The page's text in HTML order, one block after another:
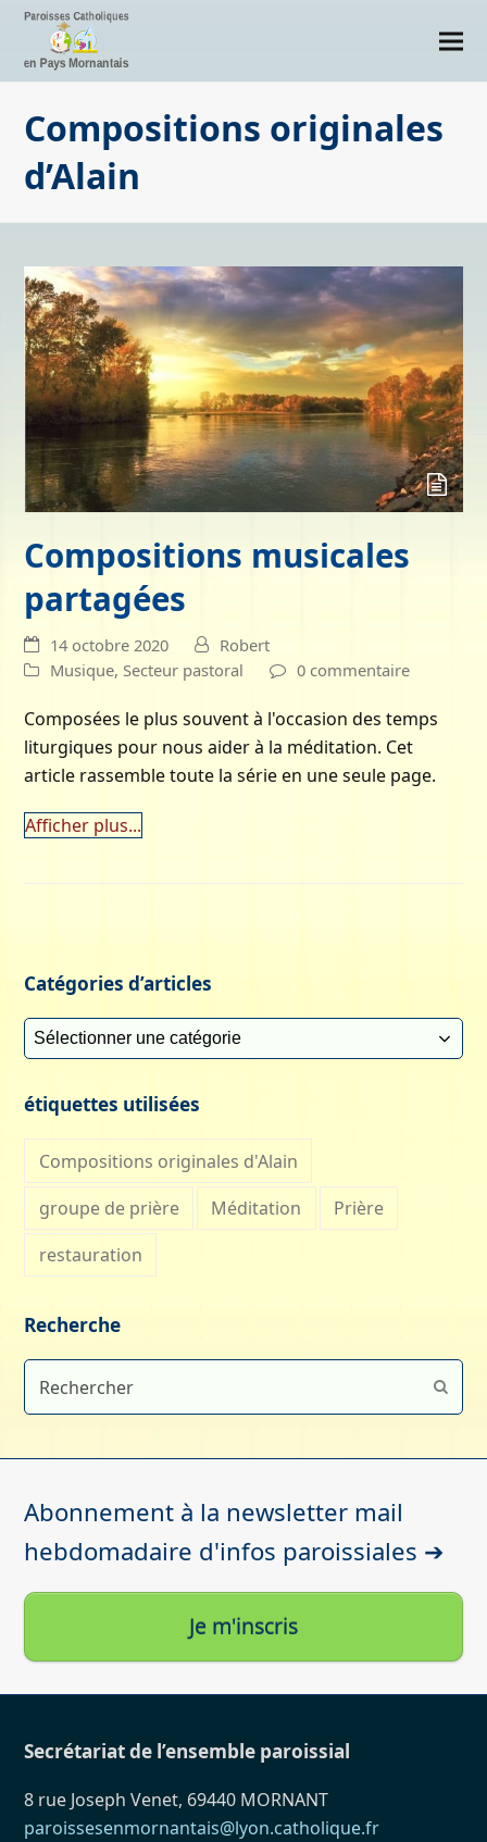
Compositions originales
d’Alain
Compositions musicales
partagées
14 octobre 2020
Robert
Musique, Secteur pastoral 0 commentaire
Composées le plus souvent à l'occasion des temps
liturgiques pour nous aider à la méditation. Cet
article rassemble toute la série en une seule page.
Afficher plus...
Catégories d’articles
Catégories
d’articles
étiquettes utilisées
Compositions originales d'Alain
groupe de prière
Méditation
Prière
restauration
Recherche
Rechercher
Abonnement à la newsletter mail
hebdomadaire d'infos paroissiales ➔
Je m'inscris
Secrétariat de l’ensemble paroissial
8 rue Joseph Venet, 69440 MORNANT
paroissesenmornantais@lyon.catholique.fr